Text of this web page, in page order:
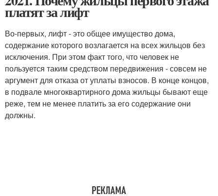
платят за лифт
Во-первых, лифт - это общее имущество дома,
содержание которого возлагается на всех жильцов без
исключения. При этом факт того, что человек не
пользуется таким средством передвижения - совсем не
аргумент для отказа от уплаты взносов. В конце концов,
в подвале многоквартирного дома жильцы бывают еще
реже, тем не менее платить за его содержание они
должны.